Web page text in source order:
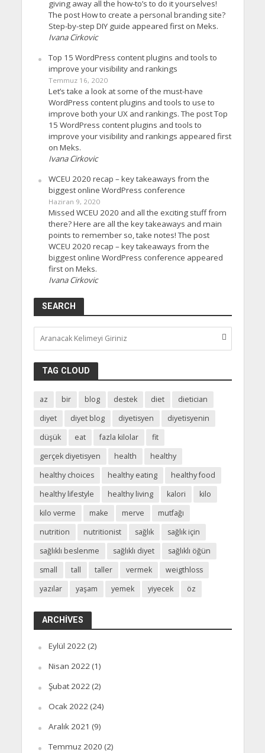
giving away all the how-to’s to do it yourselves!
The post How to create a personal branding site?
Step-by-step DIY guide appeared first on Meks.
Ivana Cirkovic
Top 15 WordPress content plugins and tools to
improve your visibility and rankings
Temmuz 16, 2020
Let’s take a look at some of the must-have
WordPress content plugins and tools to use to
improve both your UX and rankings. The post Top
15 WordPress content plugins and tools to
improve your visibility and rankings appeared first
on Meks.
Ivana Cirkovic
WCEU 2020 recap – key takeaways from the
biggest online WordPress conference
Haziran 9, 2020
Missed WCEU 2020 and all the exciting stuff from
there? Here are all the key takeaways and main
points to remember so, take notes! The post
WCEU 2020 recap – key takeaways from the
biggest online WordPress conference appeared
first on Meks.
Ivana Cirkovic
SEARCH
TAG CLOUD
az bir blog destek diet
dietician
diyet
diyet blog diyetisyen
diyetisyenin
düşük
eat fazla kilolar
fit
gerçek diyetisyen
health
healthy
healthy choices
healthy eating
healthy food
healthy lifestyle
healthy living kalori
kilo
kilo verme
make merve
mutfağı
nutrition
nutritionist sağlık
sağlık için
sağlıklı beslenme
sağlıklı diyet
sağlıklı öğün
small
tall taller vermek
weigthloss
yazılar
yaşam yemek yiyecek öz
ARCHIVES
Eylül 2022(2)
Nisan 2022(1)
Şubat 2022(2)
Ocak 2022(24)
Aralık 2021 (9)
Temmuz 2020 (2)